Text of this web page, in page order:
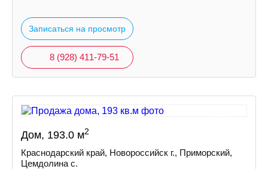
Записаться на просмотр
8 (928) 411-79-51
Дом, 193.0 м2
Краснодарский край, Новороссийск г., Приморский,
Цемдолина с.